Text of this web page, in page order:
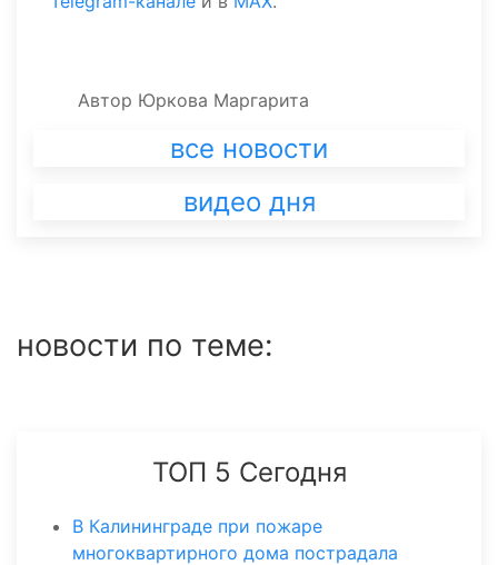
Автор Юркова Маргарита
все новости
видео дня
новости по теме:
ТОП 5 Сегодня
В Калининграде при пожаре
многоквартирного дома пострадала